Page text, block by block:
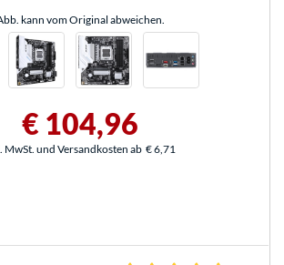
kann vom Original abweichen.
€ 104,96
MwSt. und Versandkosten ab € 6,71